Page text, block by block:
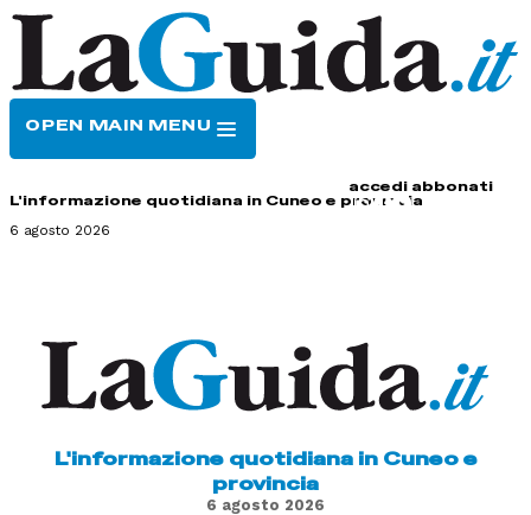
OPEN MAIN MENU
accedi abbonati
L'informazione quotidiana in Cuneo e provincia
6 agosto 2026
L'informazione quotidiana in Cuneo e
provincia
6 agosto 2026